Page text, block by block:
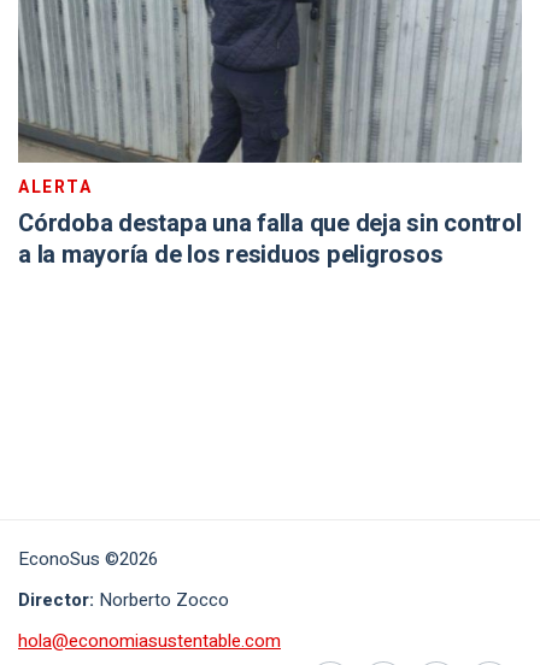
ALERTA
Córdoba destapa una falla que deja sin control
a la mayoría de los residuos peligrosos
EconoSus ©2026
Director: Norberto Zocco
hola@economiasustentable.com